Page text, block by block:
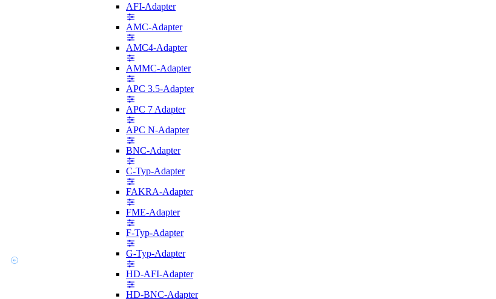
AFI-Adapter
AMC-Adapter
AMC4-Adapter
AMMC-Adapter
APC 3.5-Adapter
APC 7 Adapter
APC N-Adapter
BNC-Adapter
C-Typ-Adapter
FAKRA-Adapter
FME-Adapter
F-Typ-Adapter
G-Typ-Adapter
HD-AFI-Adapter
HD-BNC-Adapter